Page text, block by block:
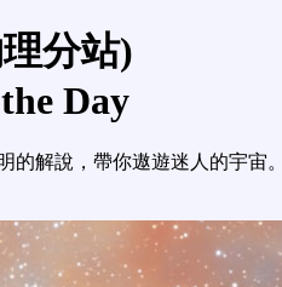
分站)
Day
的解說，帶你遨遊迷人的宇宙。